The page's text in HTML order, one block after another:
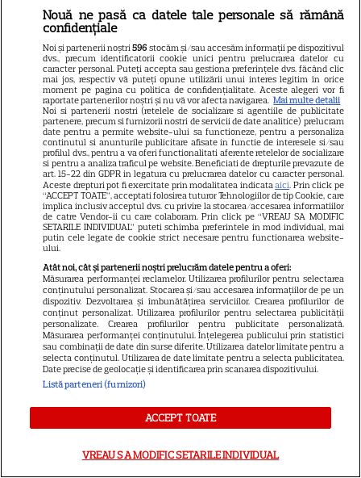
13
SKYSHOWTIME
Scott Thomas, din nou mamă
și fiică pe ecran în „My
Mother's Wedding”. Când
apare filmul pe SkyShowtime
9
PRIME VIDEO
Jamie Campbell Bower, starul
din „Stranger Things”, intră în
universul „Stăpânul Inelelor”.
Ce rol legendar va interpreta în
5
NETFLIX
„Palatul de Est”, noul fenomen
coreean de pe Netflix: Regele
blestemat, fantomele și
exorcistul care sfidează
Nouă ne pasă ca datele tale personale să rămână
confidențiale
Noi și partenerii noștri596 stocăm și/sau accesăm informații pe dispozitivul
dvs., precum identificatorii cookie unici pentru prelucrarea datelor cu
caracter personal. Puteți accepta sau gestiona preferințele dvs. făcând clic
mai jos, respectiv vă puteți opune utilizării unui interes legitim în orice
moment pe pagina cu politica de confidențialitate. Aceste alegeri vor fi
raportate partenerilor noștri și nu vă vor afecta navigarea. Mai multe detalii
Noi si partenerii nostri (retelele de socializare si agentiile de publicitate
partenere, precum si furnizorii nostri de servicii de date analitice) prelucram
date pentru a permite website-ului sa functioneze, pentru a personaliza
continutul si anunturile publicitare afisate in functie de interesele si/sau
profilul dvs., pentru a va oferi functionalitati aferente retelelor de socializare
si pentru a analiza traficul pe website. Beneficiati de drepturile prevazute de
art. 15-22 din GDPR in legatura cu prelucrarea datelor cu caracter personal.
Aceste drepturi pot fi exercitate prin modalitatea indicataaici. Prin click pe
“ACCEPT TOATE”, acceptati folosirea tuturor Tehnologiilor de tip Cookie, care
implica inclusiv acceptul dvs. cu privire la stocarea/accesarea informatiilor
de catre Vendor-ii cu care colaboram. Prin click pe “VREAU SA MODIFIC
SETARILE INDIVIDUAL” puteti schimba preferintele in mod individual, mai
putin cele legate de cookie strict necesare pentru functionarea website-
ului.
Atât noi, cât și partenerii noștri prelucrăm datele pentru a oferi:
Măsurarea performanței reclamelor. Utilizarea profilurilor pentru selectarea
conținutului personalizat. Stocarea și/sau accesarea informațiilor de pe un
dispozitiv. Dezvoltarea și îmbunătățirea serviciilor. Crearea profilurilor de
conținut personalizat. Utilizarea profilurilor pentru selectarea publicității
personalizate. Crearea profilurilor pentru publicitate personalizată.
Măsurarea performanței conținutului. Înțelegerea publicului prin statistici
sau combinații de date din surse diferite. Utilizarea datelor limitate pentru a
selecta conținutul. Utilizarea de date limitate pentru a selecta publicitatea.
Date precise de geolocație și identificarea prin scanarea dispozitivului.
Listă parteneri (furnizori)
ACCEPT TOATE
VREAU SA MODIFIC SETARILE INDIVIDUAL